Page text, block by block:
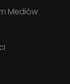
Mediów